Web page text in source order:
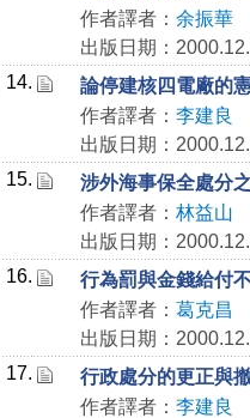
作者譯者： 余振華
出版日期：
14.
論停建核四電廠的
作者譯者： 李建良
出版日期：
15.
涉外海事保全處分
作者譯者： 林益山
出版日期：
16.
行為罰與金錢給付
作者譯者： 葛克昌
出版日期：
17.
行政處分的更正與
作者譯者： 李建良